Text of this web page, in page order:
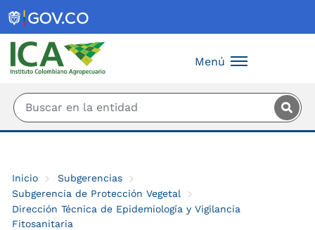
Menú
Inicio
Subgerencias
Subgerencia de Protección Vegetal
Dirección Técnica de Epidemiología y Vigilancia
Fitosanitaria